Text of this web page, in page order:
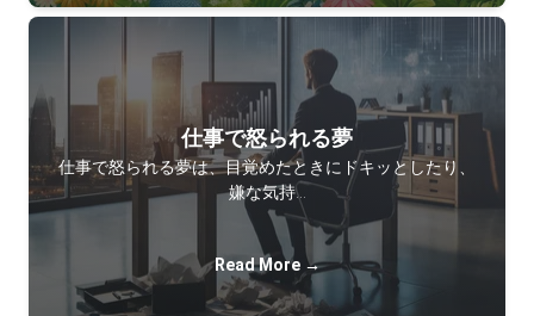
仕事で怒られる夢
仕事で怒られる夢は、目覚めたときにドキッとしたり、
嫌な気持…
Read More →